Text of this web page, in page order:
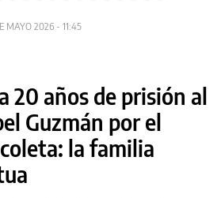
MAYO 2026 - 11:45
20 años de prisión al
Guzmán por el
la familia